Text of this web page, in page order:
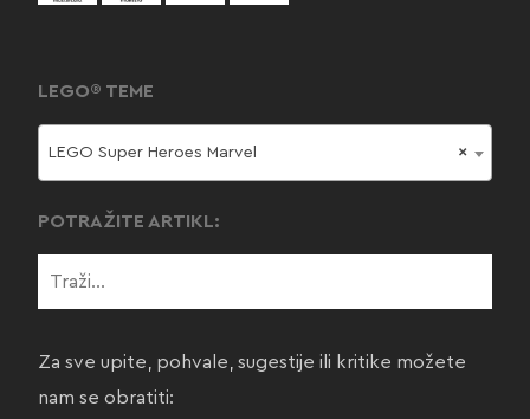
LEGO® TEME
×
LEGO Super Heroes Marvel
POTRAŽITE ARTIKL:
Za sve upite, pohvale, sugestije ili kritike možete
nam se obratiti: